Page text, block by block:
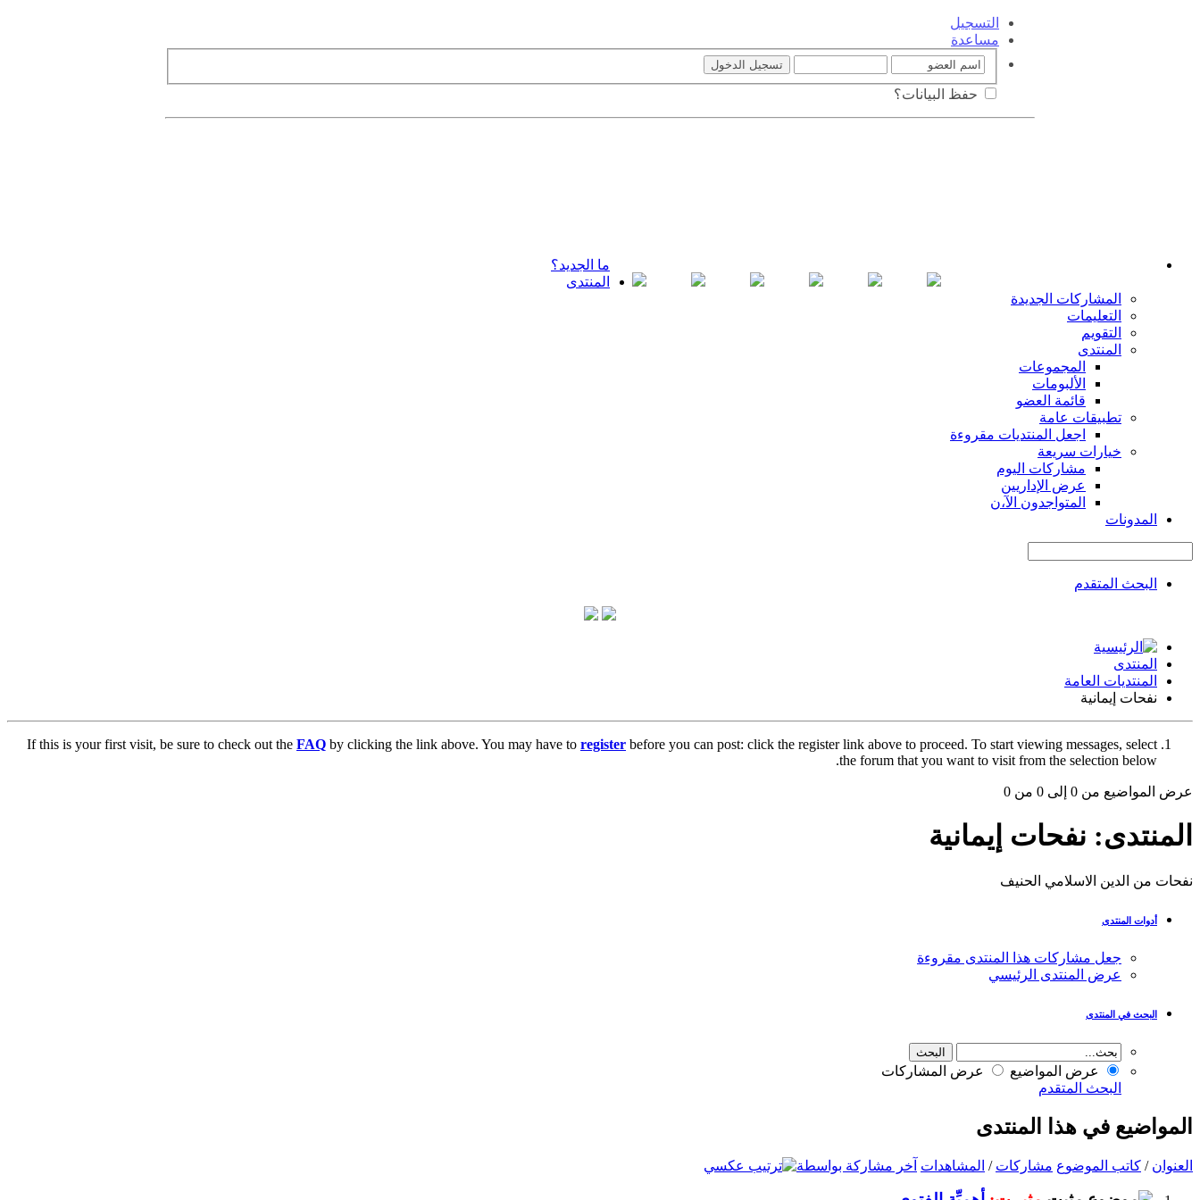
التسجيل
مساعدة
حفظ البيانات؟
ما الجديد؟
المنتدى
المشاركات الجديدة
التعليمات
التقويم
المنتدى
المجموعات
الألبومات
قائمة العضو
تطبيقات عامة
اجعل المنتديات مقروءة
خيارات سريعة
مشاركات اليوم
عرض الإداريين
المتواجدون الآ،ن
المدونات
البحث المتقدم
المنتدى
المنتديات العامة
نفحات إيمانية
If this is your first visit, be sure to check out the FAQ by clicking the link above. You may have to register before you can post: click the register link above to proceed. To start viewing messages, select
the forum that you want to visit from the selection below.
عرض المواضيع من 0 إلى 0 من 0
المنتدى: نفحات إيمانية
نفحات من الدين الاسلامي الحنيف
أدوات المنتدى
جعل مشاركات هذا المنتدى مقروءة
عرض المنتدى الرئيسي
البحث في المنتدى
عرض المواضيع
عرض المشاركات
البحث المتقدم
المواضيع في هذا المنتدى
العنوان / كاتب الموضوع مشاركات / المشاهدات آخر مشاركة بواسطة